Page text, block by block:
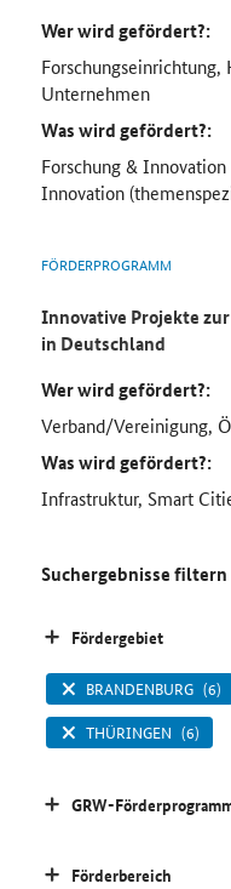
Wer wird gefördert?:
Unternehmen
Was wird gefördert?:
Forschung &
Innovation
FÖRDERPROGRAMM
Innovative Projekte
in Deutschland
Wer wird gefördert?:
Verband/Vereinigung,
Was wird gefördert?:
Infrastruktur, Smart
Suchergebnisse filtern
Fördergebiet
BRANDENBURG (6)
THÜRINGEN (6)
GRW-
Förderbereich